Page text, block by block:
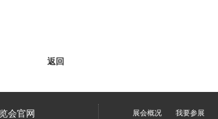
返回
会官网 展会概况 我要参展